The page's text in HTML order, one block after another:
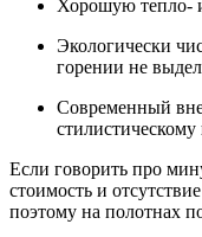
Хорошую тепло-
Экологически
горении не
Современный
Если говорить про
стоимость и
поэтому на полотнах